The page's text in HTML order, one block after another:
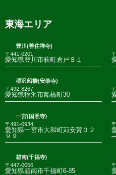
東海エリア
豊川(善住禅寺)
〒441-0201
愛知県豊川市萩町倉戸８１
稲沢船橋(安楽寺)
〒492-8267
愛知県稲沢市船橋町30
一宮(国照寺)
〒491-0934
愛知県一宮市大和町苅安賀３２
９９
碧南(千福寺)
〒447-0056
愛知県碧南市千福町6-85